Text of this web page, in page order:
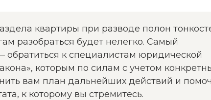
квартиры при разводе полон
разобраться будет нелегко. Самый
к специалистам юридической
которым по силам с учетом
вам план дальнейших действий и
к которому вы стремитесь.